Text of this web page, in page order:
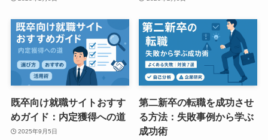
既卒向け就職サイトおすす
めガイド：内定獲得への道
2025年9月5日
第二新卒の転職を成功させ
る方法：失敗事例から学ぶ
成功術